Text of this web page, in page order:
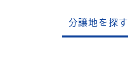
分譲地を探す